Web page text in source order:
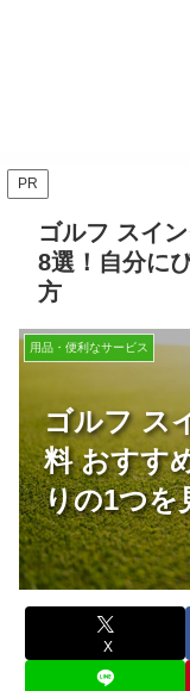
PR
ゴルフ スイ
8選！自分に
方
ゴルフ ス
料 おすす
りの1つを
用品・便利なサービス
X